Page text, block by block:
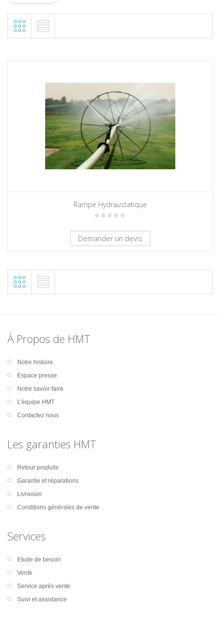
Rampe Hydraustatique
À Propos de HMT
Notre histoire
Espace presse
Notre savoir-faire
L’équipe HMT
Contactez nous
Les garanties HMT
Retour produits
Garantie et réparations
Livraison
Conditions générales de vente
Services
Etude de besoin
Vente
Service après vente
Suivi et assistance